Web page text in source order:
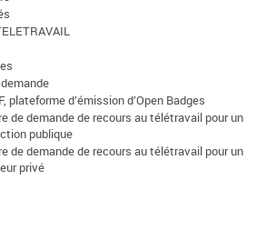
plateforme d’émission d’Open Badges
de demande de recours au télétravail pour un
publique
de demande de recours au télétravail pour un
privé